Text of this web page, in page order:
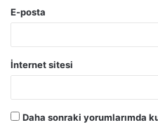
E-posta
İnternet sitesi
Daha sonraki yorumlarımda